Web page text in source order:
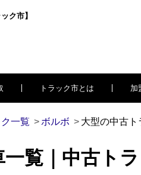
ク市】
トラック市とは 加
一覧 ボルボ 大型の中古ト
覧｜中古ト